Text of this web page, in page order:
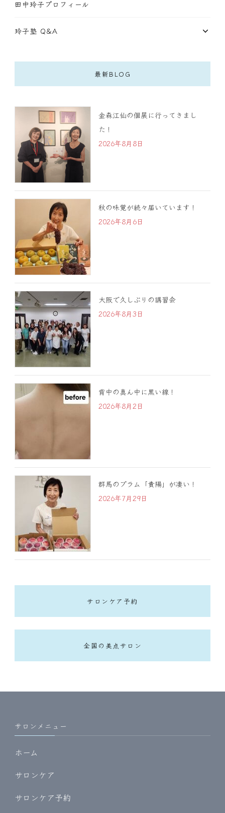
田中玲子プロフィール
玲子塾 Q&A
最新BLOG
金森江仙の個展に行ってきまし
た！
2026年8月8日
秋の味覚が続々届いています！
2026年8月6日
大阪で久しぶりの講習会
2026年8月3日
背中の真ん中に黒い線！
2026年8月2日
群馬のプラム「貴陽」が凄い！
2026年7月29日
サロンケア予約
全国の美点サロン
サロンメニュー
ホーム
サロンケア
サロンケア予約